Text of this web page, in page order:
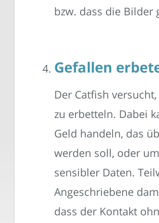
bzw. dass die Bilder
Gefallen
Der Catfish
zu erbetteln. Dabei
Geld handeln, das
werden soll, oder
sensibler Daten.
Angeschriebene
dass der Kontakt